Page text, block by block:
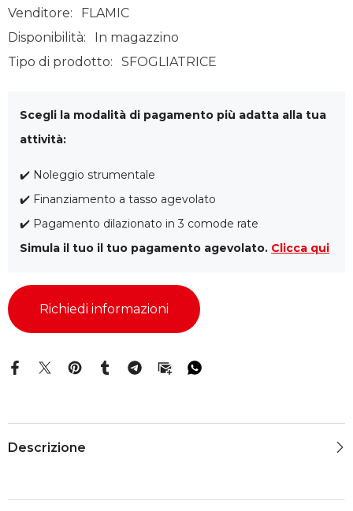
Venditore:
FLAMIC
Disponibilità:
In magazzino
Tipo di prodotto:
SFOGLIATRICE
Scegli la modalità di pagamento più adatta alla tua
attività:
✔️ Noleggio strumentale
✔️ Finanziamento a tasso agevolato
✔️ Pagamento dilazionato in 3 comode rate
Simula il tuo il tuo pagamento agevolato. Clicca qui
Richiedi informazioni
Descrizione